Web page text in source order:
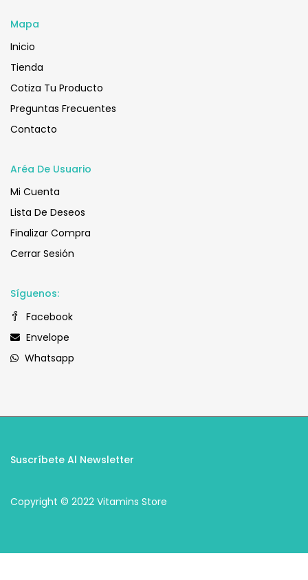
Mapa
Inicio
Tienda
Cotiza Tu Producto
Preguntas Frecuentes
Contacto
Aréa De Usuario
Mi Cuenta
Lista De Deseos
Finalizar Compra
Cerrar Sesión
Síguenos:
Facebook
Envelope
Whatsapp
Copyright © 2022 Vitamins Store
Suscríbete Al Newsletter